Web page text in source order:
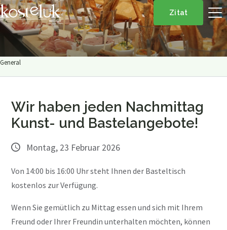
Zitat
General
Wir haben jeden Nachmittag
Kunst- und Bastelangebote!
Montag, 23 Februar 2026
Von 14:00 bis 16:00 Uhr steht Ihnen der Basteltisch
kostenlos zur Verfügung.
Wenn Sie gemütlich zu Mittag essen und sich mit Ihrem
Freund oder Ihrer Freundin unterhalten möchten, können